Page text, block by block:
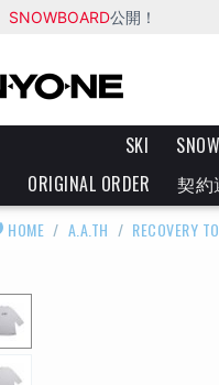
SNOWBOARD公開！
SKI
ORIGINAL ORDER
契約
HOME / A.A.TH / RECOVERY